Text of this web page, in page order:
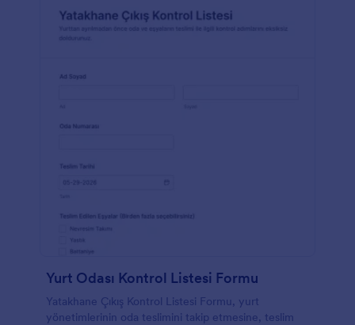
Yurt Odası Kontrol Listesi Formu
Yatakhane Çıkış Kontrol Listesi Formu, yurt
yönetimlerinin oda teslimini takip etmesine, teslim